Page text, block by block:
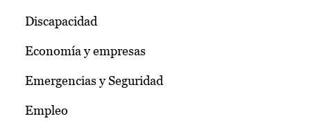
Discapacidad
Economía y empresas
Emergencias y Seguridad
Empleo